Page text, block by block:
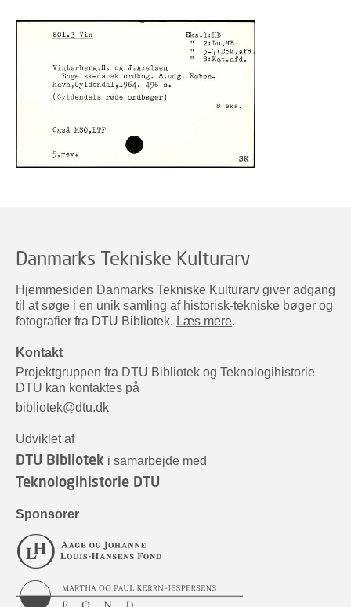
Danmarks Tekniske Kulturarv
Hjemmesiden Danmarks Tekniske Kulturarv giver adgang
til at søge i en unik samling af historisk-tekniske bøger og
fotografier fra DTU Bibliotek. Læs mere.
Kontakt
Projektgruppen fra DTU Bibliotek og Teknologihistorie
DTU kan kontaktes på
bibliotek@dtu.dk
Udviklet af
DTU Bibliotek i samarbejde med
Teknologihistorie DTU
Sponsorer